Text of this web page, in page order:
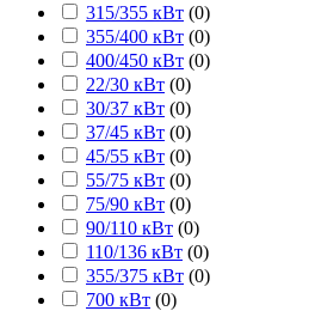
315/355 кВт (0)
355/400 кВт (0)
400/450 кВт (0)
22/30 кВт (0)
30/37 кВт (0)
37/45 кВт (0)
45/55 кВт (0)
55/75 кВт (0)
75/90 кВт (0)
90/110 кВт (0)
110/136 кВт (0)
355/375 кВт (0)
700 кВт (0)